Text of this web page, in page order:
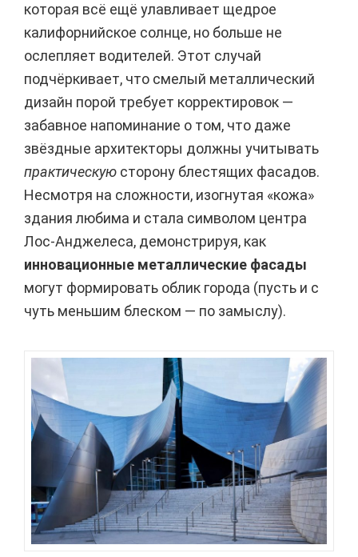
которая всё ещё улавливает щедрое
калифорнийское солнце, но больше не
ослепляет водителей. Этот случай
подчёркивает, что смелый металлический
дизайн порой требует корректировок —
забавное напоминание о том, что даже
звёздные архитекторы должны учитывать
практическую сторону блестящих фасадов.
Несмотря на сложности, изогнутая «кожа»
здания любима и стала символом центра
Лос-Анджелеса, демонстрируя, как
инновационные металлические фасады
могут формировать облик города (пусть и с
чуть меньшим блеском — по замыслу).